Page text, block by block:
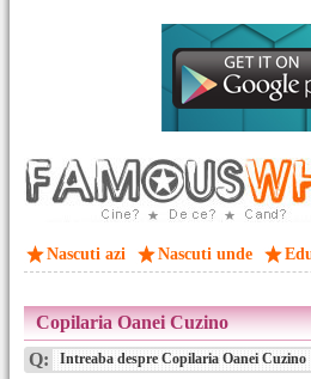
Nascuti azi Nascuti unde
Copilaria Oanei Cuzino
Q: Intreaba despre Copilaria Oanei Cuzino